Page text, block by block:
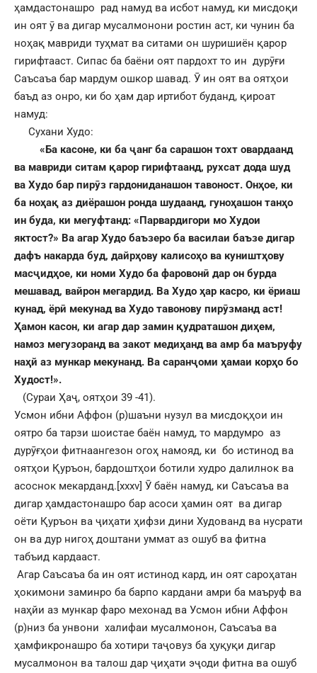
ҳамдастонашро рад намуд ва исбот намуд, ки мисдоқи
ин оят ӯ ва дигар мусалмонони ростин аст, ки чунин ба
ноҳақ мавриди туҳмат ва ситами он шуришиён қарор
гирифтааст. Сипас ба баёни оят пардохт то ин дурӯғи
Саъсаъа бар мардум ошкор шавад. Ӯ ин оят ва оятҳои
баъд аз онро, ки бо ҳам дар иртибот буданд, қироат
намуд:
Сухани Худо:
«Ба касоне, ки ба ҷанг ба сарашон тохт овардаанд
ва мавриди ситам қарор гирифтаанд, рухсат дода шуд
ва Худо бар пирӯз гардониданашон тавоност. Онҳое, ки
ба ноҳақ аз диёрашон ронда шудаанд, гуноҳашон танҳо
ин буда, ки мегуфтанд: «Парвардигори мо Худои
яктост?» Ва агар Худо баъзеро ба василаи баъзе дигар
дафъ накарда буд, дайрҳову калисоҳо ва куништҳову
масҷидҳое, ки номи Худо ба фаровонӣ дар он бурда
мешавад, вайрон мегардид. Ва Худо ҳар касро, ки ёриаш
кунад, ёрӣ мекунад ва Худо тавонову пирӯзманд аст!
Ҳамон касон, ки агар дар замин қудраташон диҳем,
намоз мегузоранд ва закот медиҳанд ва амр ба маъруфу
наҳй аз мункар мекунанд. Ва саранҷоми ҳамаи корҳо бо
Худост!».
(Сураи Ҳаҷ, оятҳои 39 -41).
Усмон ибни Аффон (р)шаъни нузул ва мисдоқҳои ин
оятро ба тарзи шоистае баён намуд, то мардумро аз
дурӯғҳои фитнаангезон огоҳ намояд, ки бо истинод ва
оятҳои Қуръон, бардоштҳои ботили худро далилнок ва
асоснок мекарданд.[xxxv] Ӯ баён намуд, ки Саъсаъа ва
дигар ҳамдастонашро бар асоси ҳамин оят ва дигар
оёти Қуръон ва ҷиҳати ҳифзи дини Худованд ва нусрати
он ва дур нигоҳ доштани уммат аз ошуб ва фитна
табъид кардааст.
Агар Саъсаъа ба ин оят истинод кард, ин оят сароҳатан
ҳокимони заминро ба барпо кардани амри ба маъруф ва
наҳйи аз мункар фаро мехонад ва Усмон ибни Аффон
(р)низ ба унвони халифаи мусалмонон, Саъсаъа ва
ҳамфикронашро ба хотири таҷовуз ба ҳуқуқи дигар
мусалмонон ва талош дар ҷиҳати эҷоди фитна ва ошуб